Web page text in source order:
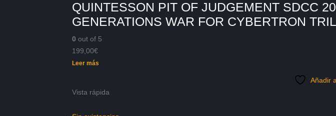
QUINTESSON PIT OF JUDGEMENT SDCC
GENERATIONS WAR FOR CYBERTRON
0 out of 5
199,00€
Leer más
Añadir
Vista rápida